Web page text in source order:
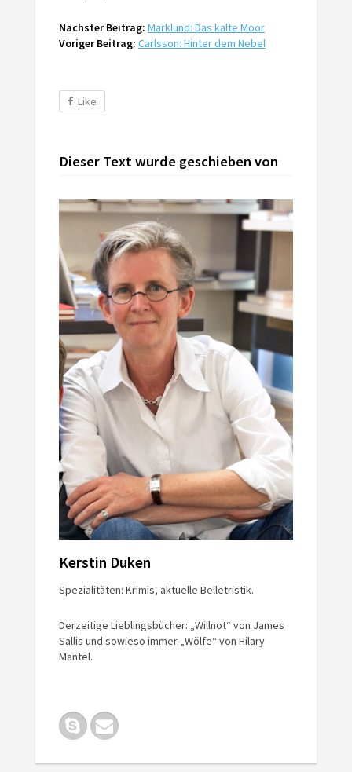
Nächster Beitrag: Marklund: Das kalte Moor
Voriger Beitrag: Carlsson: Hinter dem Nebel
Like
Dieser Text wurde geschieben von
Kerstin Duken
Spezialitäten: Krimis, aktuelle Belletristik.
Derzeitige Lieblingsbücher: „Willnot“ von James
Sallis und sowieso immer „Wölfe“ von Hilary
Mantel.